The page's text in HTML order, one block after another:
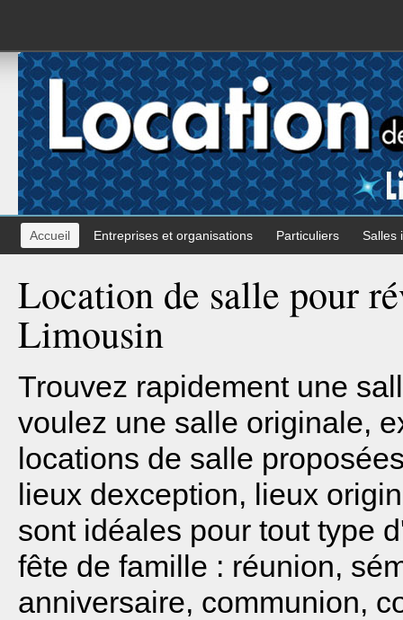
Accueil Entreprises et organisations Particuliers Salles
Location de salle pour
Limousin
Trouvez rapidement une
voulez une salle originale,
locations de salle
lieux dexception, lieux
sont idéales pour tout type
fête de famille : réunion,
anniversaire, communion,